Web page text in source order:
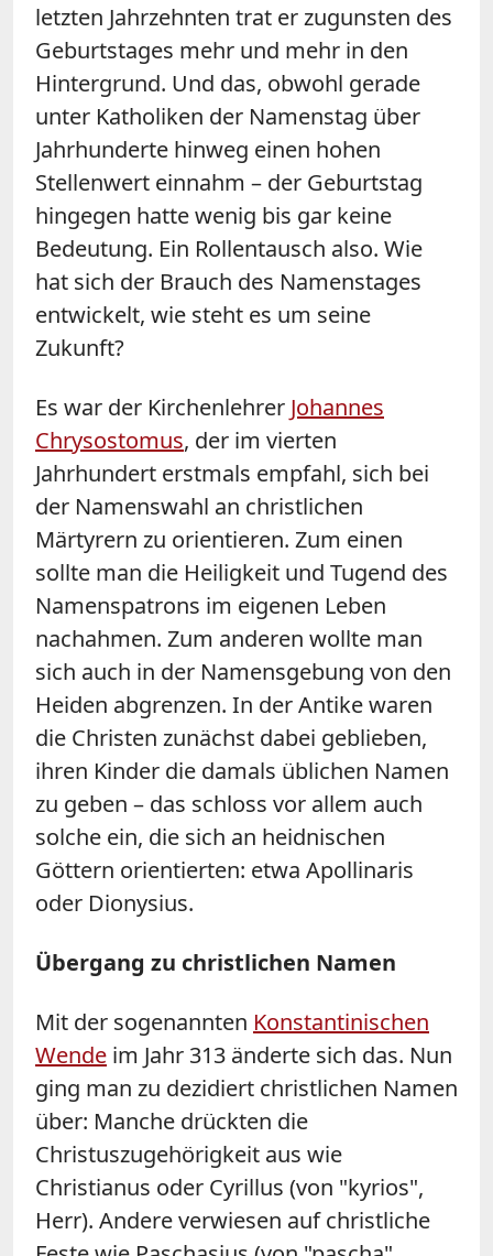
letzten Jahrzehnten trat er zugunsten des
Geburtstages mehr und mehr in den
Hintergrund. Und das, obwohl gerade
unter Katholiken der Namenstag über
Jahrhunderte hinweg einen hohen
Stellenwert einnahm – der Geburtstag
hingegen hatte wenig bis gar keine
Bedeutung. Ein Rollentausch also. Wie
hat sich der Brauch des Namenstages
entwickelt, wie steht es um seine
Zukunft?
Es war der Kirchenlehrer Johannes
Chrysostomus, der im vierten
Jahrhundert erstmals empfahl, sich bei
der Namenswahl an christlichen
Märtyrern zu orientieren. Zum einen
sollte man die Heiligkeit und Tugend des
Namenspatrons im eigenen Leben
nachahmen. Zum anderen wollte man
sich auch in der Namensgebung von den
Heiden abgrenzen. In der Antike waren
die Christen zunächst dabei geblieben,
ihren Kinder die damals üblichen Namen
zu geben – das schloss vor allem auch
solche ein, die sich an heidnischen
Göttern orientierten: etwa Apollinaris
oder Dionysius.
Übergang zu christlichen Namen
Mit der sogenannten Konstantinischen
Wende im Jahr 313 änderte sich das. Nun
ging man zu dezidiert christlichen Namen
über: Manche drückten die
Christuszugehörigkeit aus wie
Christianus oder Cyrillus (von "kyrios",
Herr). Andere verwiesen auf christliche